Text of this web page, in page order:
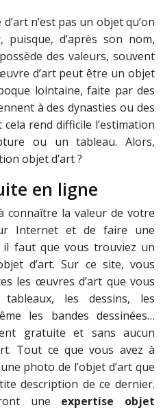
n’est pas un objet qu’on
d’après son nom,
des valeurs, souvent
d’art peut être un objet
lointaine, faite par des
à des dynasties ou des
rend difficile l’estimation
ou un tableau. Alors,
objet d’art ?
en ligne
connaître la valeur de votre
Internet et de faire une
faut que vous trouviez un
d’art. Sur ce site, vous
les œuvres d’art que vous
tableaux, les dessins, les
les bandes dessinées…
gratuite et sans aucun
Tout ce que vous avez à
photo de l’objet d’art que
description de ce dernier.
une expertise objet